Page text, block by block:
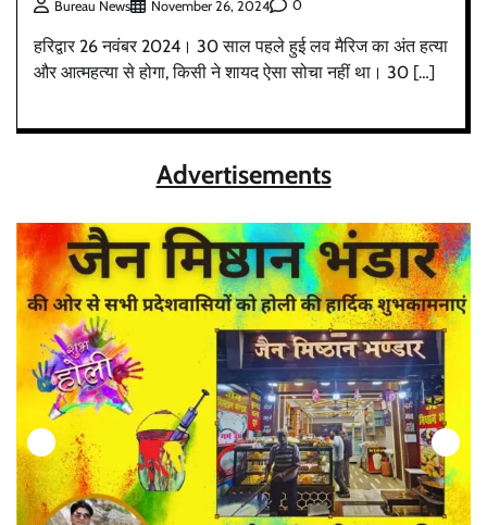
Bureau News November 26, 2024 0
हरिद्वार 26 नवंबर 2024। 30 साल पहले हुई लव मैरिज का अंत हत्या
और आत्महत्या से होगा, किसी ने शायद ऐसा सोचा नहीं था। 30 […]
Advertisements